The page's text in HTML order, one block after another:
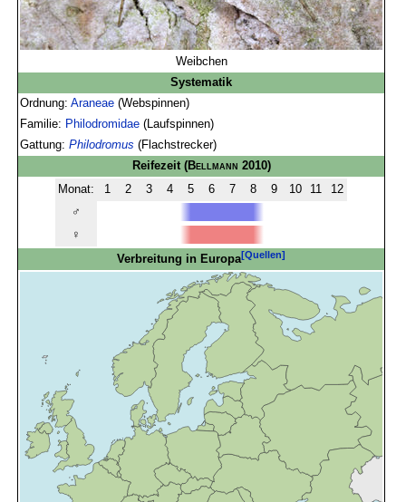
Weibchen
Systematik
Ordnung:Araneae (Webspinnen)
Familie: Philodromidae (Laufspinnen)
Gattung:Philodromus (Flachstrecker)
Reifezeit (Bellmann 2010)
Monat:
1 2 3 4 5 6 7 8 9 10 11
12
♂
♀
Verbreitung in Europa[Quellen]